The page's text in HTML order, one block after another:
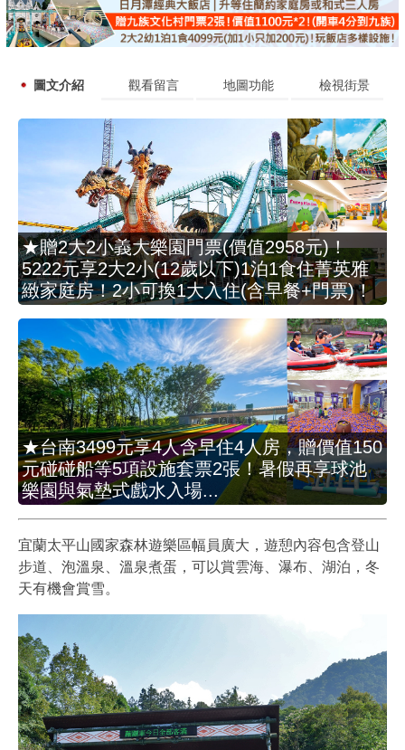
圖文介紹 觀看留言 地圖功能 檢視街景
★贈2大2小義大樂園門票(價值2958元)！
5222元享2大2小(12歲以下)1泊1食住菁英雅
緻家庭房！2小可換1大入住(含早餐+門票)！
★台南3499元享4人含早住4人房，贈價值150
元碰碰船等5項設施套票2張！暑假再享球池
樂園與氣墊式戲水入場...
宜蘭太平山國家森林遊樂區幅員廣大，遊憩內容包含登山
步道、泡溫泉、溫泉煮蛋，可以賞雲海、瀑布、湖泊，冬
天有機會賞雪。